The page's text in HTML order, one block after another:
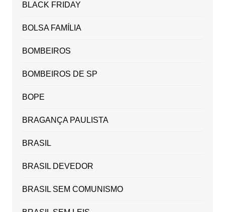
BLACK FRIDAY
BOLSA FAMÍLIA
BOMBEIROS
BOMBEIROS DE SP
BOPE
BRAGANÇA PAULISTA
BRASIL
BRASIL DEVEDOR
BRASIL SEM COMUNISMO